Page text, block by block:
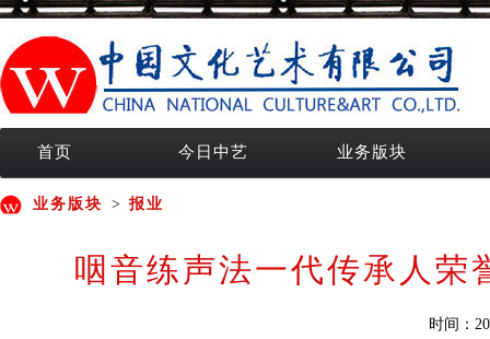
首页 今日中艺 业务版块
业务版块 > 报业
咽音练声法一代传承人荣
时间：